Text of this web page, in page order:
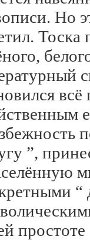
Но
Тоска
”,
“
простоте